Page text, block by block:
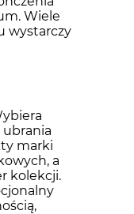
Wiele
wystarczy
ubrania
marki
a
kolekcji.